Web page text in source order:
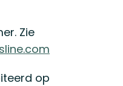
Zie
op